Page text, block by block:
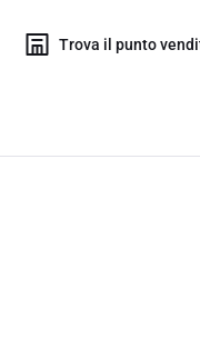
Trova il punto